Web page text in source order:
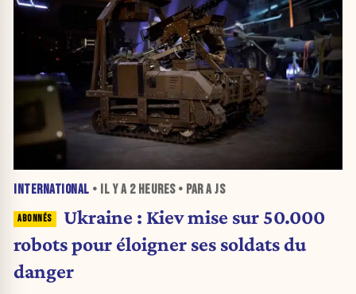
INTERNATIONAL • IL Y A 2 HEURES• PAR A JS
Ukraine : Kiev mise sur 50.000
robots pour éloigner ses soldats du
danger